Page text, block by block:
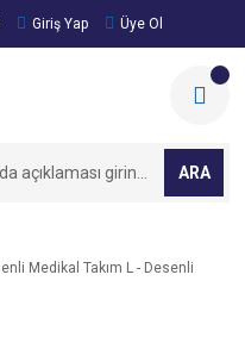
Giriş Yap Üye Ol
ARA